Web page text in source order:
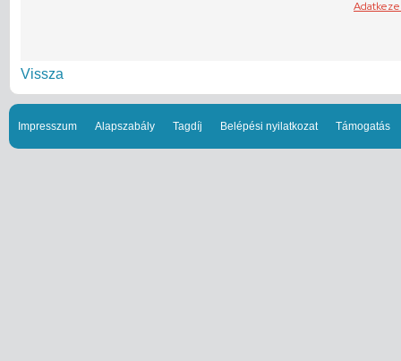
Vissza
Impresszum Alapszabály Tagdíj Belépési nyilatkozat Támogatás